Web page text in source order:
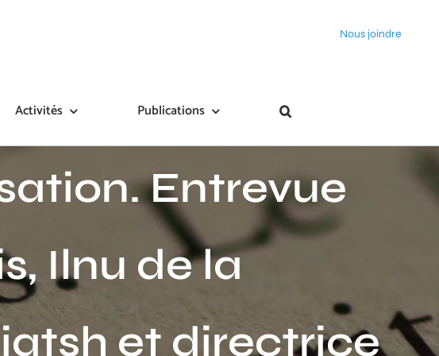
Nous joindre
Activités Publications
la terre : de la
Entrevue
Ilnu de la
et directrice